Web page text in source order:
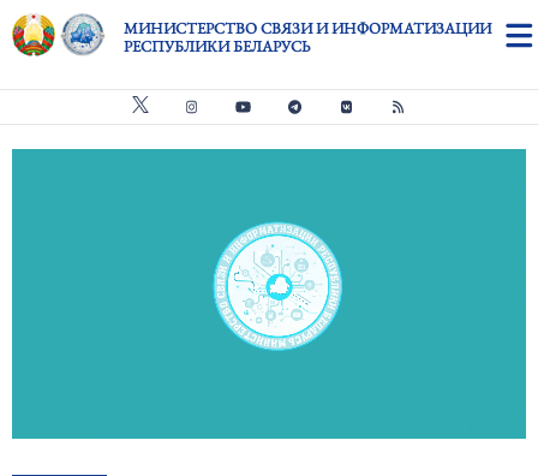
Перейти к основному содержанию
МИНИСТЕРСТВО СВЯЗИ И ИНФОРМАТИЗАЦИИ
РЕСПУБЛИКИ БЕЛАРУСЬ